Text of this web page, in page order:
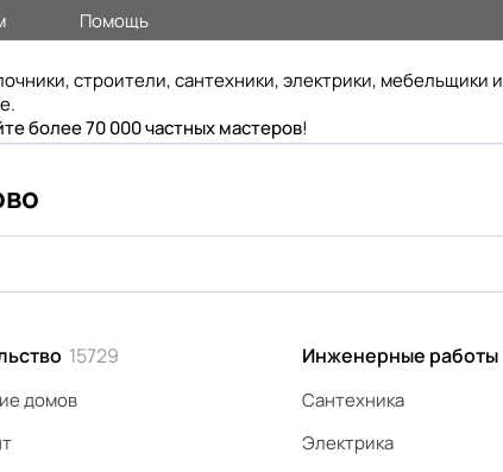
Помощь
строители, сантехники, электрики, мебельщики и
более 70 000 частных мастеров!
15729
домов
Инженерные работы
Сантехника
Электрика